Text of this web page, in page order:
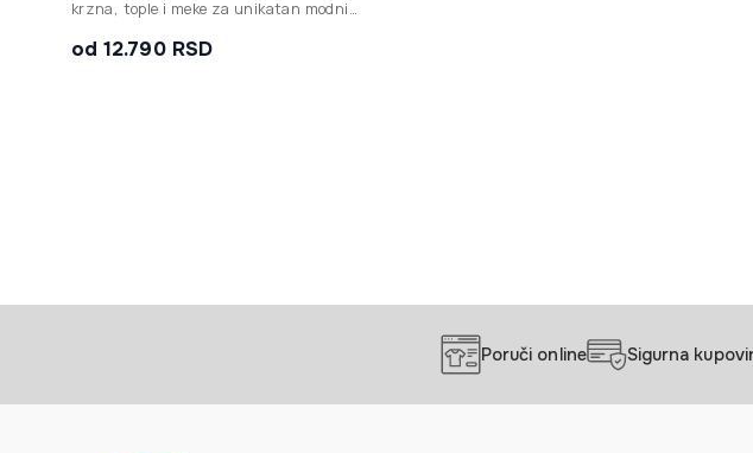
od 12.790 RSD
krzna, tople i meke za unikatan modni
Poruči online Sigurna